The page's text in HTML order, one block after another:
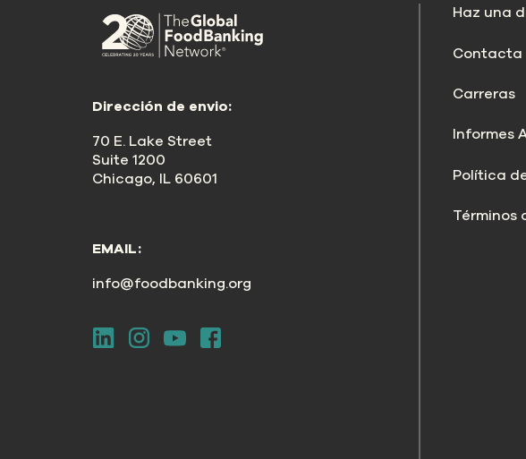
Dirección de envio:
70 E. Lake Street
Suite 1200
Chicago, IL 60601
EMAIL:
info@foodbanking.org
Haz una
Contacta
Carreras
Informes
Política
Términos